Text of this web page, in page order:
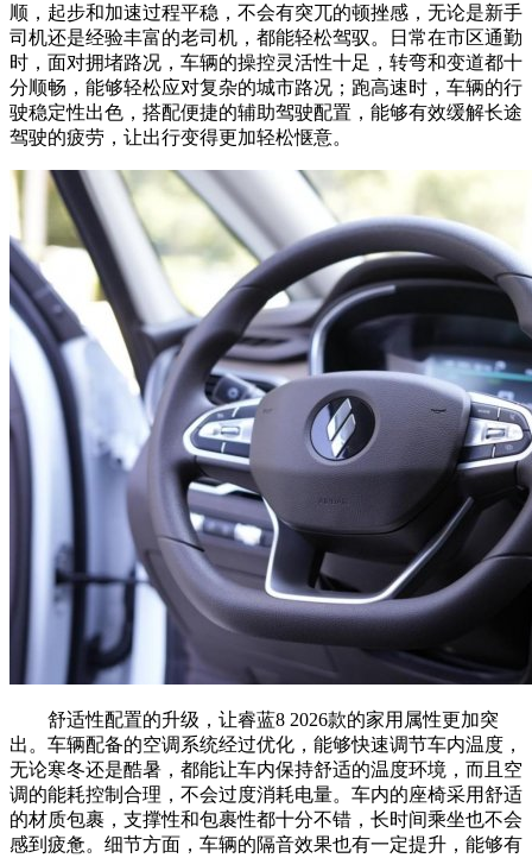
顺，起步和加速过程平稳，不会有突兀的顿挫感，无论是新手
司机还是经验丰富的老司机，都能轻松驾驭。日常在市区通勤
时，面对拥堵路况，车辆的操控灵活性十足，转弯和变道都十
分顺畅，能够轻松应对复杂的城市路况；跑高速时，车辆的行
驶稳定性出色，搭配便捷的辅助驾驶配置，能够有效缓解长途
驾驶的疲劳，让出行变得更加轻松惬意。
舒适性配置的升级，让睿蓝8 2026款的家用属性更加突
出。车辆配备的空调系统经过优化，能够快速调节车内温度，
无论寒冬还是酷暑，都能让车内保持舒适的温度环境，而且空
调的能耗控制合理，不会过度消耗电量。车内的座椅采用舒适
的材质包裹，支撑性和包裹性都十分不错，长时间乘坐也不会
感到疲惫。细节方面，车辆的隔音效果也有一定提升，能够有